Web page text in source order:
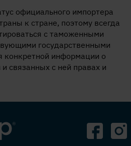
официального импортера
к стране, поэтому всегда
с таможенными
государственными
конкретной информации о
связанных с ней правах и